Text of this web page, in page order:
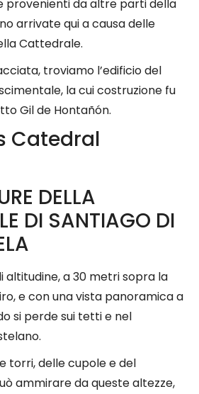
provenienti da altre parti della
arrivate qui a causa delle
Cattedrale.
troviamo l’edificio del
la cui costruzione fu
Gil de Hontañón.
DELLA
DI SANTIAGO DI
altitudine, a 30 metri sopra la
e con una vista panoramica a
si perde sui tetti e nel
torri, delle cupole e del
ammirare da queste altezze,